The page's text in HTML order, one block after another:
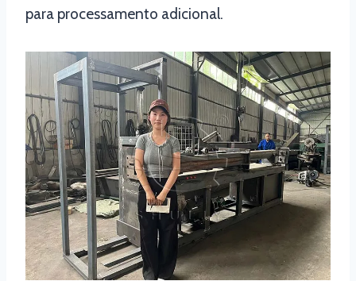
para processamento adicional.